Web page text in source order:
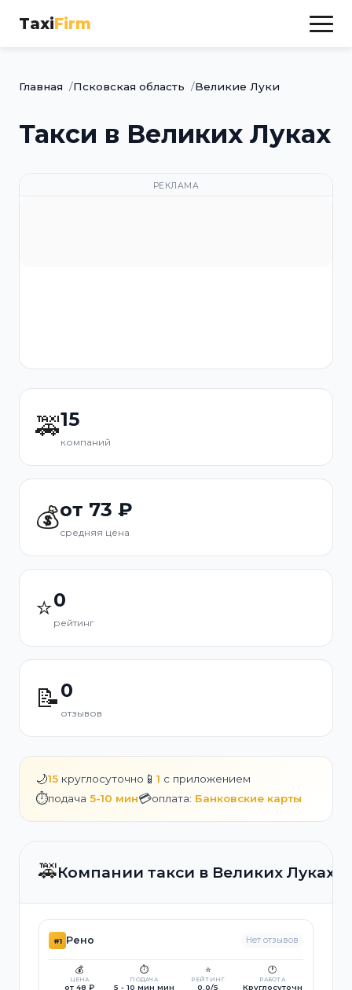
TaxiFirm
Главная Псковская область Великие Луки
Такси в Великих Луках
РЕКЛАМА
🚕15
компаний
💰от 73 ₽
средняя цена
⭐0
рейтинг
📝0
отзывов
🌙15 круглосуточно 📱 1 с приложением
⏱️подача 5-10 мин💳оплата: Банковские карты
🚕Компании такси в Великих Луках
#1 Рено Нет отзывов
💰
ЦЕНА
от 48 ₽
⏱️
ПОДАЧА
5 - 10 мин мин
⭐
РЕЙТИНГ
0.0/5
🕐
РАБОТА
Круглосуточн